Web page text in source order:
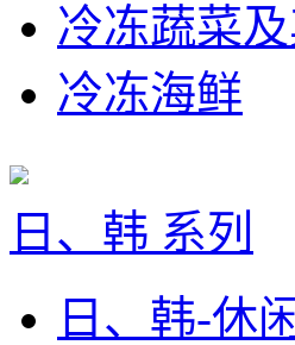
冷冻蔬菜
冷冻海鲜
日、韩 系列
日、韩-休